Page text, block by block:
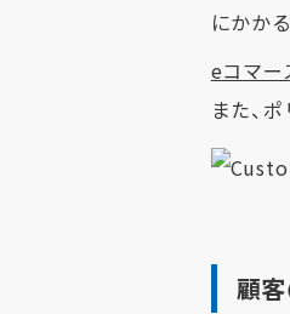
にかか
eコマー
また、
顧